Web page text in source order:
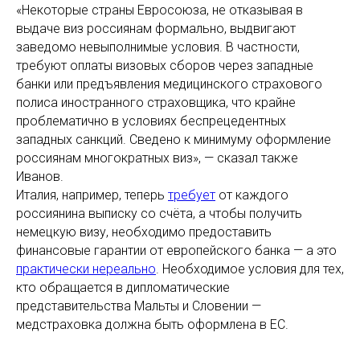
«Некоторые страны Евросоюза, не отказывая в
выдаче виз россиянам формально, выдвигают
заведомо невыполнимые условия. В частности,
требуют оплаты визовых сборов через западные
банки или предъявления медицинского страхового
полиса иностранного страховщика, что крайне
проблематично в условиях беспрецедентных
западных санкций. Сведено к минимуму оформление
россиянам многократных виз», — сказал также
Иванов.
Италия, например, теперь требует от каждого
россиянина выписку со счёта, а чтобы получить
немецкую визу, необходимо предоставить
финансовые гарантии от европейского банка — а это
практически нереально. Необходимое условия для тех,
кто обращается в дипломатические
представительства Мальты и Словении —
медстраховка должна быть оформлена в ЕС.